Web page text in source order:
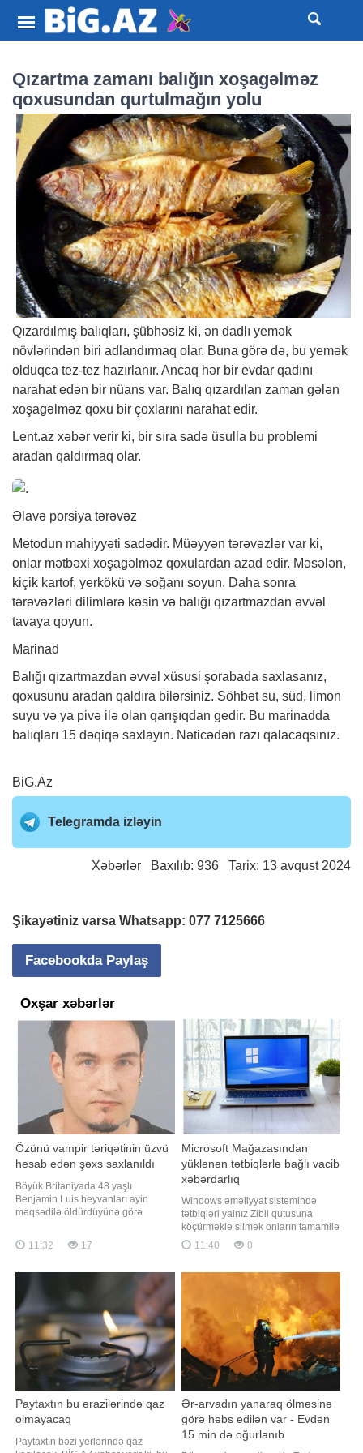
Qızartma zamanı balığın xoşagəlməz
qoxusundan qurtulmağın yolu
Qızardılmış balıqları, şübhəsiz ki, ən dadlı yemək
növlərindən biri adlandırmaq olar. Buna görə də, bu yemək
olduqca tez-tez hazırlanır. Ancaq hər bir evdar qadını
narahat edən bir nüans var. Balıq qızardılan zaman gələn
xoşagəlməz qoxu bir çoxlarını narahat edir.
Lent.az xəbər verir ki, bir sıra sadə üsulla bu problemi
aradan qaldırmaq olar.
Əlavə porsiya tərəvəz
Metodun mahiyyəti sadədir. Müəyyən tərəvəzlər var ki,
onlar mətbəxi xoşagəlməz qoxulardan azad edir. Məsələn,
kiçik kartof, yerkökü və soğanı soyun. Daha sonra
tərəvəzləri dilimlərə kəsin və balığı qızartmazdan əvvəl
tavaya qoyun.
Marinad
Balığı qızartmazdan əvvəl xüsusi şorabada saxlasanız,
qoxusunu aradan qaldıra bilərsiniz. Söhbət su, süd, limon
suyu və ya pivə ilə olan qarışıqdan gedir. Bu marinadda
balıqları 15 dəqiqə saxlayın. Nəticədən razı qalacaqsınız.
BiG.Az
Telegramda izləyin
Xəbərlər Baxılıb: 936 Tarix: 13 avqust 2024
Şikayətiniz varsa Whatsapp: 077 7125666
Facebookda Paylaş
Oxşar xəbərlər
Özünü vampir təriqətinin üzvü
hesab edən şəxs saxlanıldı
Böyük Britaniyada 48 yaşlı
Benjamin Luis heyvanları ayin
məqsədilə öldürdüyünə görə
xəbər verir ki, bu barədə BBC
məlumat yayıb. İstintaq zamanı
təriqətinin üzvü hesab edib. O, bunu
nümayiş etdirmək məqsədil
11:32 17
Microsoft Mağazasından
yüklənən tətbiqlərlə bağlı vacib
xəbərdarlıq
Windows əməliyyat sistemində
tətbiqləri yalnız Zibil qutusuna
köçürməklə silmək onların tamamilə
kompüterdən silindiyi anlamına
gəlmir. xəbər verir ki, bu barədə
Nəşrin məlumatına görə, Microsoft
Mağazasından yüklənən tətbiqləri
tam silmək üçün onları
"Parametrlər"
11:40 0
Paytaxtın bu ərazilərində qaz
olmayacaq
Paytaxtın bəzi yerlərində qaz
Ər-arvadın yanaraq ölməsinə
görə həbs edilən var - Evdən
15 min də oğurlanıb